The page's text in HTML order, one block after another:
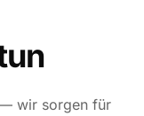
wir sorgen für